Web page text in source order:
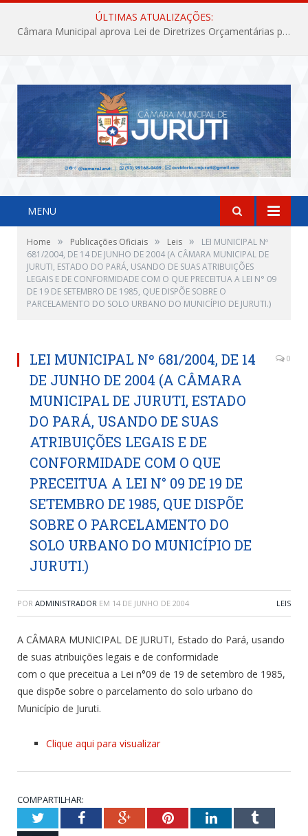
ÚLTIMAS ATUALIZAÇÕES:
Câmara Municipal aprova Lei de Diretrizes Orçamentárias para o exercício financeiro de 2027
MENU
Home » Publicações Oficiais » Leis »
LEI MUNICIPAL Nº
681/2004, DE 14 DE JUNHO DE 2004 (A CÂMARA MUNICIPAL DE
JURUTI, ESTADO DO PARÁ, USANDO DE SUAS ATRIBUIÇÕES
LEGAIS E DE CONFORMIDADE COM O QUE PRECEITUA A LEI N° 09
DE 19 DE SETEMBRO DE 1985, QUE DISPÕE SOBRE O
PARCELAMENTO DO SOLO URBANO DO MUNICÍPIO DE JURUTI.)
LEI MUNICIPAL Nº 681/2004, DE 14
DE JUNHO DE 2004 (A CÂMARA
MUNICIPAL DE JURUTI, ESTADO
DO PARÁ, USANDO DE SUAS
ATRIBUIÇÕES LEGAIS E DE
CONFORMIDADE COM O QUE
PRECEITUA A LEI N° 09 DE 19 DE
SETEMBRO DE 1985, QUE DISPÕE
SOBRE O PARCELAMENTO DO
SOLO URBANO DO MUNICÍPIO DE
JURUTI.)
0
POR ADMINISTRADOR EM 14 DE JUNHO DE 2004 LEIS
A CÂMARA MUNICIPAL DE JURUTI, Estado do Pará, usando
de suas atribuições legais e de conformidade
com o que preceitua a Lei n°09 de 19 de setembro de 1985,
que dispõe sobre o parcelamento do solo urbano do
Município de Juruti.
Clique aqui para visualizar
COMPARTILHAR:
TwitterFacebookGoogle+PinterestLinkedInTumblr